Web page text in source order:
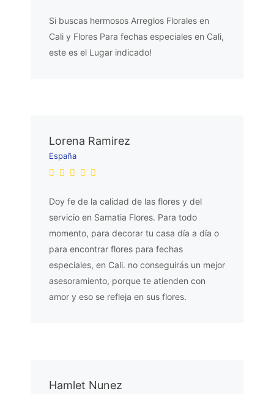
Si buscas hermosos Arreglos Florales en
Cali y Flores Para fechas especiales en Cali,
este es el Lugar indicado!
Lorena Ramirez
España
Doy fe de la calidad de las flores y del
servicio en Samatia Flores. Para todo
momento, para decorar tu casa día a día o
para encontrar flores para fechas
especiales, en Cali. no conseguirás un mejor
asesoramiento, porque te atienden con
amor y eso se refleja en sus flores.
Hamlet Nunez